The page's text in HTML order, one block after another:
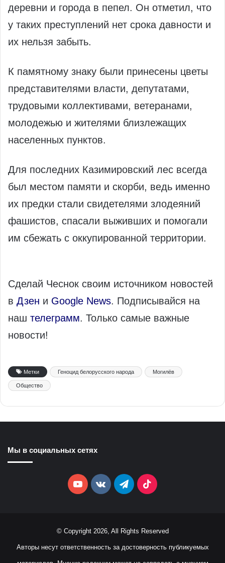
деревни и города в пепел. Он отметил, что
у таких преступлений нет срока давности и
их нельзя забыть.
К памятному знаку были принесены цветы
представителями власти, депутатами,
трудовыми коллективами, ветеранами,
молодежью и жителями близлежащих
населенных пунктов.
Для последних Казимировский лес всегда
был местом памяти и скорби, ведь именно
их предки стали свидетелями злодеяний
фашистов, спасали выживших и помогали
им сбежать с оккупированной территории.
Сделай Чеснок своим источником новостей
в Дзен и Google News. Подписывайся на
наш телеграмм. Только самые важные
новости!
Метки Геноцид белорусского народа Могилёв
Общество
Мы в социальных сетях
YouTubevk.comTelegramTikTok
© Copyright 2026, All Rights Reserved
Авторы несут ответственность за достоверность публикуемых